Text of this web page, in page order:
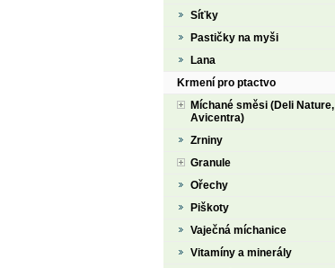
Síťky
Pastičky na myši
Lana
Krmení pro ptactvo
Míchané směsi (Deli Nature,
Avicentra)
Zrniny
Granule
Ořechy
Piškoty
Vaječná míchanice
Vitamíny a minerály